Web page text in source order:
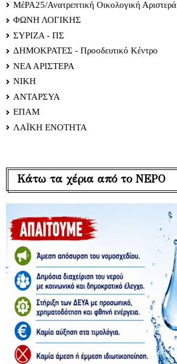
ΜέΡΑ25/Ανατρεπτική Οικολογική Αριστερά
ΦΩΝΗ ΛΟΓΙΚΗΣ
ΣΥΡΙΖΑ - ΠΣ
ΔΗΜΟΚΡΑΤΕΣ - Προοδευτικό Κέντρο
ΝΕΑ ΑΡΙΣΤΕΡΑ
ΝΙΚΗ
ΑΝΤΑΡΣΥΑ
ΕΠΑΜ
ΛΑΪΚΗ ΕΝΟΤΗΤΑ
Κάτω τα χέρια από το ΝΕΡΟ